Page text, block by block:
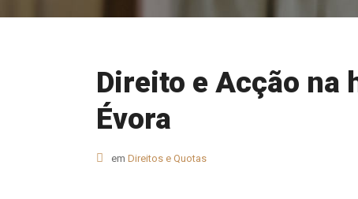
Direito e Acção na
Évora
em Direitos e Quotas